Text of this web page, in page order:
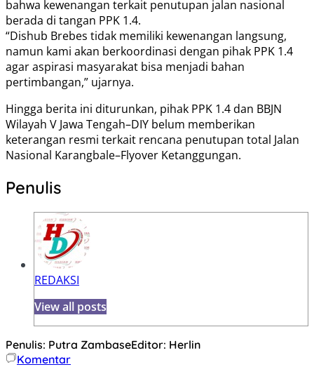
bahwa kewenangan terkait penutupan jalan nasional
berada di tangan PPK 1.4.
“Dishub Brebes tidak memiliki kewenangan langsung,
namun kami akan berkoordinasi dengan pihak PPK 1.4
agar aspirasi masyarakat bisa menjadi bahan
pertimbangan,” ujarnya.
Hingga berita ini diturunkan, pihak PPK 1.4 dan BBJN
Wilayah V Jawa Tengah–DIY belum memberikan
keterangan resmi terkait rencana penutupan total Jalan
Nasional Karangbale–Flyover Ketanggungan.
Penulis
REDAKSI
View all posts
Penulis: Putra ZambaseEditor: Herlin
Komentar